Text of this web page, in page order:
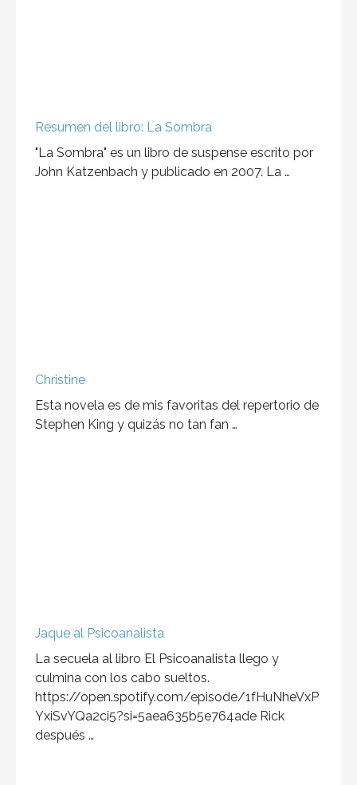
Resumen del libro: La Sombra
"La Sombra" es un libro de suspense escrito por
John Katzenbach y publicado en 2007. La …
Christine
Esta novela es de mis favoritas del repertorio de
Stephen King y quizás no tan fan …
Jaque al Psicoanalista
La secuela al libro El Psicoanalista llego y
culmina con los cabo sueltos.
https://open.spotify.com/episode/1fHuNheVxP
YxiSvYQa2ci5?si=5aea635b5e764ade Rick
después …